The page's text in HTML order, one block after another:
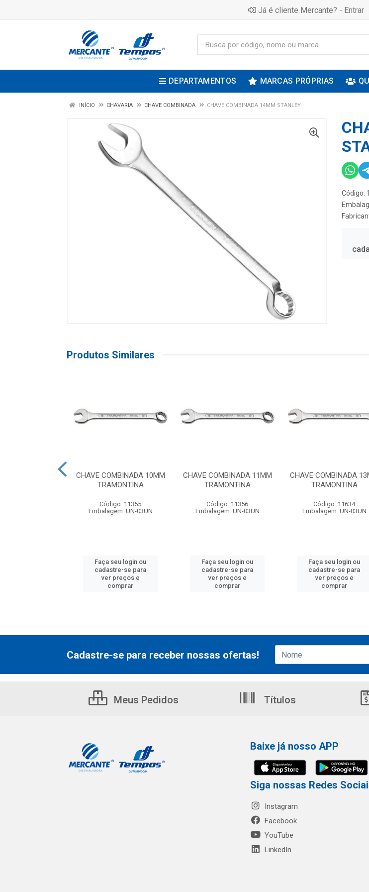
Já é cliente Mercante? - Entrar
DEPARTAMENTOS MARCAS PRÓPRIAS
INÍCIO CHAVARIA CHAVE COMBINADA CHAVE COMBINADA 14MM STANLEY
Código:
Produtos Similares
CHAVE COMBINADA 10MM
TRAMONTINA
Código: 11355
Embalagem: UN-03UN
Faça seu login ou
cadastre-se para
ver preços e
comprar
CHAVE COMBINADA 11MM
TRAMONTINA
Código: 11356
Embalagem: UN-03UN
Faça seu login ou
cadastre-se para
ver preços e
comprar
CHAVE COMBINADA
TRAMONTINA
Código: 11634
Embalagem: UN-03UN
Faça seu login ou
cadastre-se para
ver preços e
comprar
Cadastre-se para receber nossas ofertas!
Meus Pedidos Títulos
Baixe já nosso APP
Siga nossas Redes
Instagram
Facebook
YouTube
LinkedIn